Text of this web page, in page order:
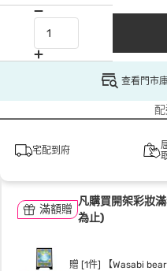
查看門市
宅配到府
滿額贈
凡購買開架彩妝
為止)
贈 [1件] 【Wasabi